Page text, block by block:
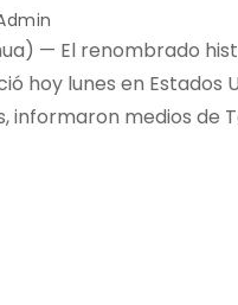
— El renombrado
hoy lunes en Estados
informaron medios de